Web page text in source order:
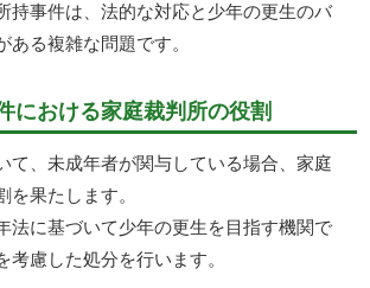
持事件は、法的な対応と少年の更生のバ
る複雑な問題です。
における家庭裁判所の役割
て、未成年者が関与している場合、家庭
果たします。
法に基づいて少年の更生を目指す機関で
慮した処分を行います。